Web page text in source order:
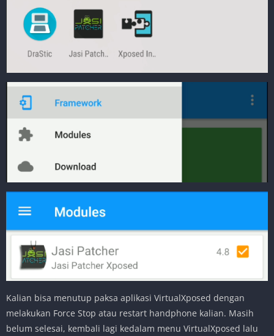
Kalian bisa menutup paksa aplikasi VirtualXposed dengan
melakukan Force Stop atau restart handphone kalian. Masih
belum selesai, kembali lagi kedalam menu VirtualXposed lalu